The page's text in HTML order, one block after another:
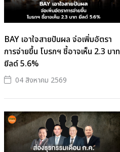
BAY เอาใจสายปันผล จ่อเพิ่มอัตรา
การจ่ายขึ้น โบรกฯ ชี้อาจเห็น 2.3 บาท
ยีลด์ 5.6%
04 สิงหาคม 2569